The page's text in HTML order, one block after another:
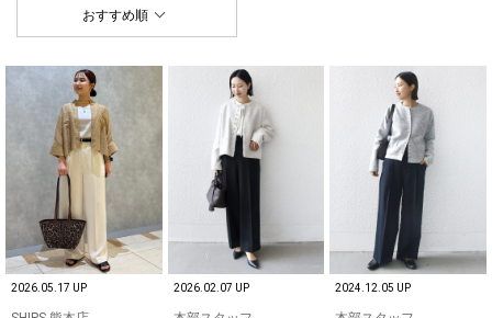
おすすめ順
2026.05.17 UP 2026.02.07 UP 2024.12.05 UP